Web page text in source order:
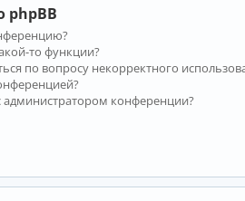
phpBB
то функции?
по вопросу некорректного
администратором конференции?